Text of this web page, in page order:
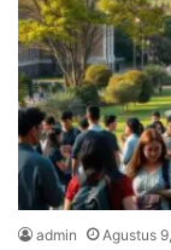
admin Agustus